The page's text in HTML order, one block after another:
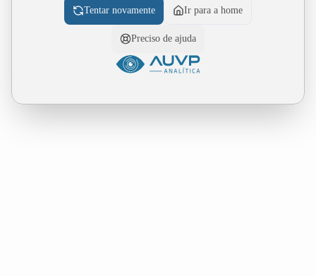
Tentar novamente Ir para a home
Preciso de ajuda